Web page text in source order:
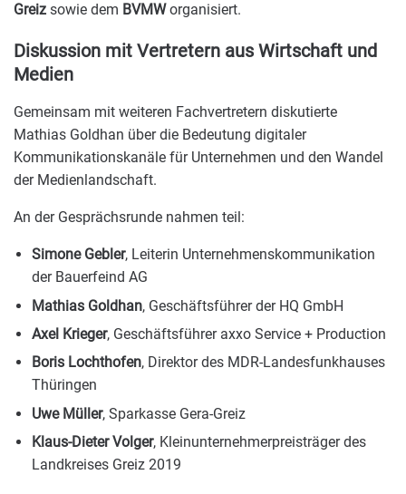
Greiz sowie dem BVMWorganisiert.
Diskussion mit Vertretern aus Wirtschaft und
Medien
Gemeinsam mit weiteren Fachvertretern diskutierte
Mathias Goldhan über die Bedeutung digitaler
Kommunikationskanäle für Unternehmen und den Wandel
der Medienlandschaft.
An der Gesprächsrunde nahmen teil:
Simone Gebler, Leiterin Unternehmenskommunikation
der Bauerfeind AG
Mathias Goldhan, Geschäftsführer der HQ GmbH
Axel Krieger, Geschäftsführer axxo Service + Production
Boris Lochthofen, Direktor des MDR-Landesfunkhauses
Thüringen
Uwe Müller, Sparkasse Gera-Greiz
Klaus-Dieter Volger, Kleinunternehmerpreisträger des
Landkreises Greiz 2019